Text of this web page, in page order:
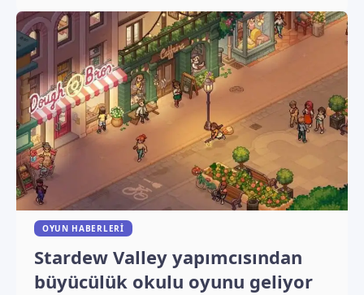
OYUN HABERLERI
Stardew Valley yapımcısından
büyücülük okulu oyunu geliyor